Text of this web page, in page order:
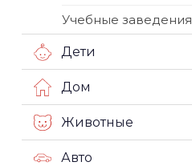
Учебные заведения
Дети
Дом
Животные
Авто